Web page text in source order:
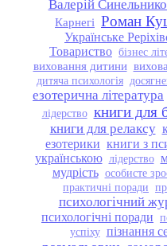
Валерій
Карнегі Роман
Українське
Товариство бізнес
виховання дитини
дитяча психологія
езотерична література
лідерство книги для
книги для релаксу
езотерики книги з
українською лідерство
мудрість особисте
практичні поради
психологічний
психологічні поради
успіху пізнання